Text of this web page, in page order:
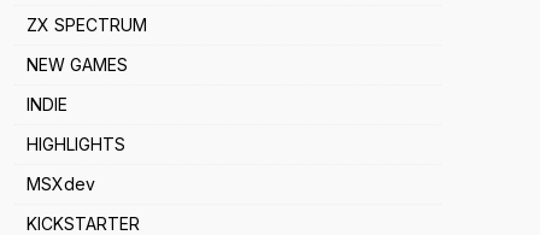
ZX SPECTRUM
NEW GAMES
INDIE
HIGHLIGHTS
MSXdev
KICKSTARTER